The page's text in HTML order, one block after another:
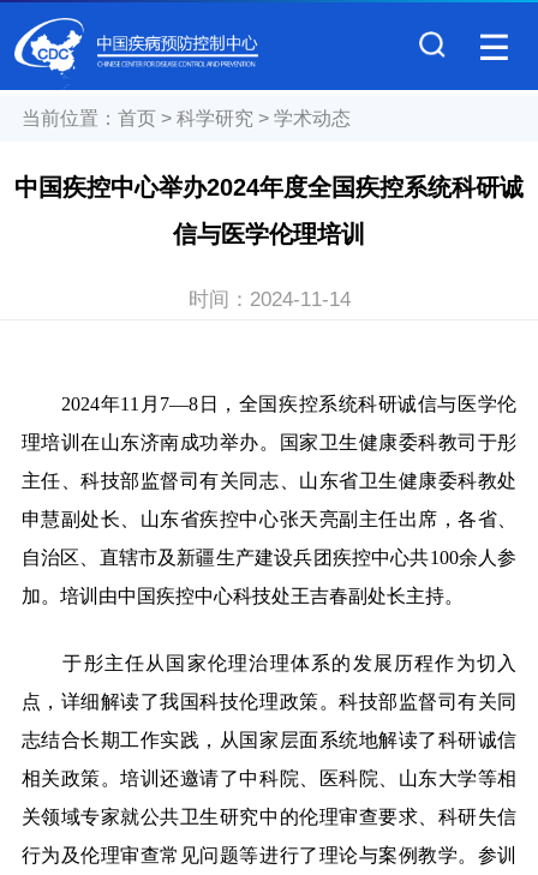
当前位置： 首页> 科学研究 > 学术动态
中国疾控中心举办2024年度全国疾控系统科研诚
信与医学伦理培训
时间： 2024-11-14
2024年11月7—8日，全国疾控系统科研诚信与医学伦
理培训在山东济南成功举办。国家卫生健康委科教司于彤
主任、科技部监督司有关同志、山东省卫生健康委科教处
申慧副处长、山东省疾控中心张天亮副主任出席，各省、
自治区、直辖市及新疆生产建设兵团疾控中心共100余人参
加。培训由中国疾控中心科技处王吉春副处长主持。
于彤主任从国家伦理治理体系的发展历程作为切入
点，详细解读了我国科技伦理政策。科技部监督司有关同
志结合长期工作实践，从国家层面系统地解读了科研诚信
相关政策。培训还邀请了中科院、医科院、山东大学等相
关领域专家就公共卫生研究中的伦理审查要求、科研失信
行为及伦理审查常见问题等进行了理论与案例教学。参训